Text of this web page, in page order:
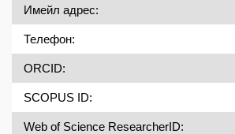
Имейл адрес:
Телефон:
ORCID:
SCOPUS ID:
Web of Science ResearcherID: